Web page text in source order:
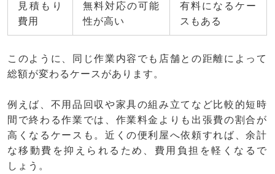
見積もり
費用
無料対応の可能
性が高い
有料になるケー
スもある
このように、同じ作業内容でも店舗との距離によって
総額が変わるケースがあります。
例えば、不用品回収や家具の組み立てなど比較的短時
間で終わる作業では、作業料金よりも出張費の割合が
高くなるケースも。近くの便利屋へ依頼すれば、余計
な移動費を抑えられるため、費用負担を軽くなるで
しょう。